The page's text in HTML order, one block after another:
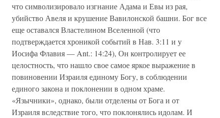
что символизировало изгнание Адама и Евы из рая,
убийство Авеля и крушение Вавилонской башни. Бог все
еще оставался Властелином Вселенной (что
подтверждается хроникой событий в Нав. 3:11 и у
Иосифа Флавия — Ant.: 14:24), Он контролирует ее
целостность, что нашло свое самое яркое выражение в
повиновении Израиля единому Богу, в соблюдении
единого закона и поклонении в одном храме.
«Язычники», однако, были отделены от Бога и от
Израиля вследствие того, что поклонялись идолам. И